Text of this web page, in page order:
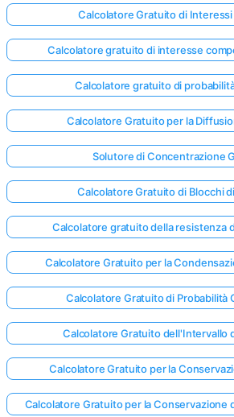
Calcolatore Gratuito di
Calcolatore gratuito di interesse
Calcolatore gratuito di
Calcolatore Gratuito per la
Solutore di Concentrazione
Calcolatore Gratuito di Blocchi
Calcolatore gratuito della resistenza
Calcolatore Gratuito per la
Calcolatore Gratuito di Probabilità
Calcolatore Gratuito dell'Intervallo
Calcolatore Gratuito per la
Calcolatore Gratuito per la Conservazione